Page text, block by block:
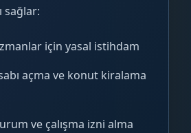
sağlar:
için yasal istihdam
açma ve konut kiralama
ve çalışma izni alma